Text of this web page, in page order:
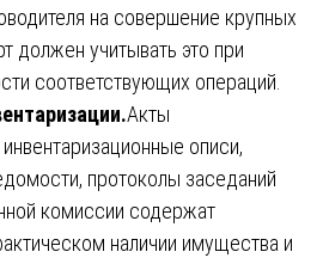
на совершение крупных
должен учитывать это при
соответствующих операций.
Акты
описи,
протоколы заседаний
комиссии содержат
наличии имущества и